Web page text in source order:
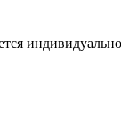
индивидуально